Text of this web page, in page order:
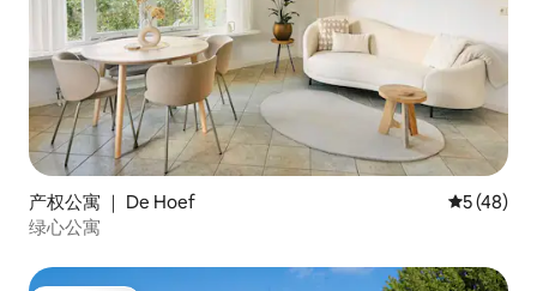
产权公寓 ｜ De Hoef 平均评分
5 (48)
绿心公寓